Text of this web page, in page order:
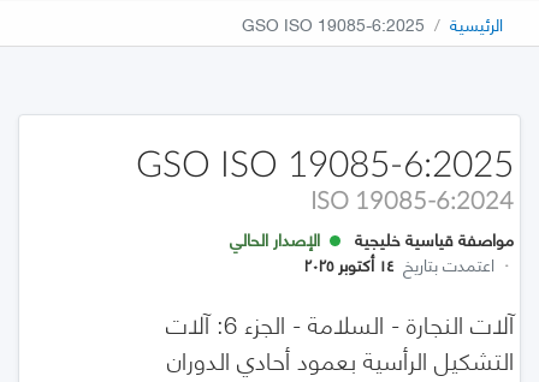
الرئيسية GSO ISO 19085-6:2025
GSO ISO 19085-6:2025
ISO 19085-6:2024
مواصفة قياسية خليجية
الإصدار الحالي
· اعتمدت بتاريخ ١٤ أكتوبر ٢٠٢٥
آلات النجارة - السلامة - الجزء 6: آلات
التشكيل الرأسية بعمود أحادي الدوران